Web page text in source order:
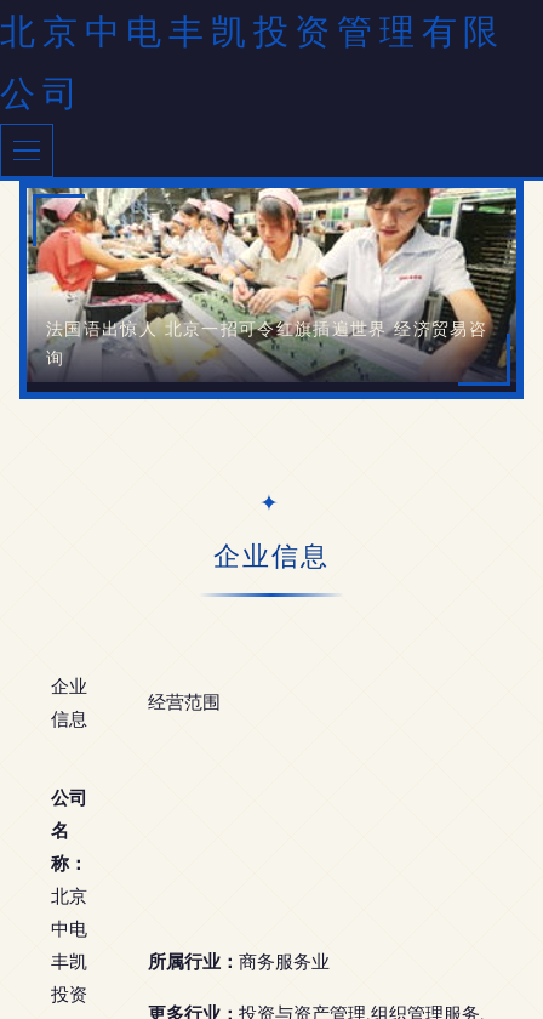
北京中电丰凯投资管理有限
公司
法国语出惊人 北京一招可令红旗插遍世界 经济贸易咨
询
企业信息
企业
信息
经营范围
公司
名
称：
北京
中电
丰凯
投资
所属行业： 商务服务业
更多行业： 投资与资产管理,组织管理服务,